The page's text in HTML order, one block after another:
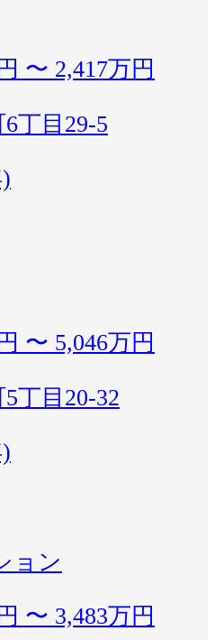
〜 2,417万円
丁目29-5
〜 5,046万円
丁目20-32
ョン
〜 3,483万円